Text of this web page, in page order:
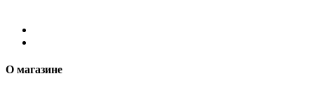
О магазине